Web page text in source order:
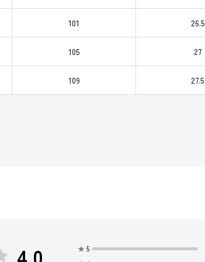
101 26.5
105 27
109 27.5
4.0 ★ 5